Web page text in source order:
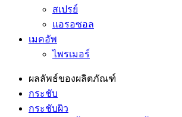
สเปรย์
แอรอซอล
เมคอัพ
ไพรเมอร์
ผลลัพธ์ของผลิตภัณฑ์
กระชับ
กระชับผิว